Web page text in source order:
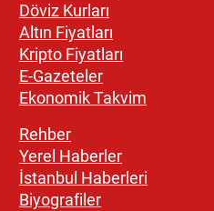
Döviz Kurları
Altın Fiyatları
Kripto Fiyatları
E-Gazeteler
Ekonomik Takvim
Rehber
Yerel Haberler
İstanbul Haberleri
Biyografiler